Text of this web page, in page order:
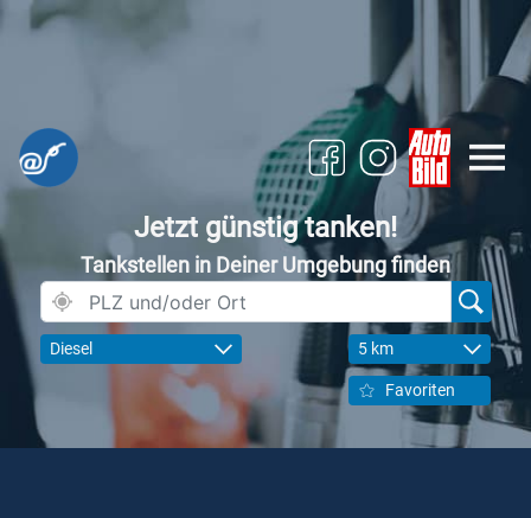
Jetzt günstig tanken!
Tankstellen in Deiner Umgebung finden
Diesel 5 km
Favoriten